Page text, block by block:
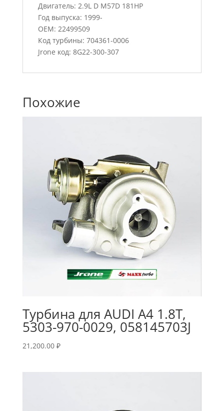
Двигатель: 2.9L D M57D 181HP
Год выпуска: 1999-
OEM: 22499509
Код турбины: 704361-0006
Jrone код: 8G22-300-307
Похожие
Турбина для AUDI A4 1.8T,
5303-970-0029, 058145703J
21,200.00 ₽